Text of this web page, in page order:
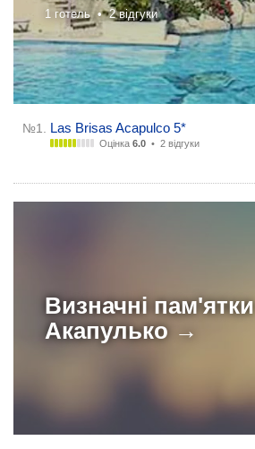
1 готель •2 відгуки
№1. Las Brisas Acapulco 5*
Оцінка 6.0 • 2 відгуки
Визначні пам'ятки
Акапулько →